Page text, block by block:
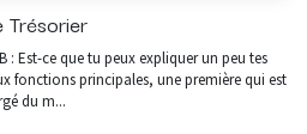
: Est-ce que tu peux expliquer un peu tes
fonctions principales, une première qui est
du m...